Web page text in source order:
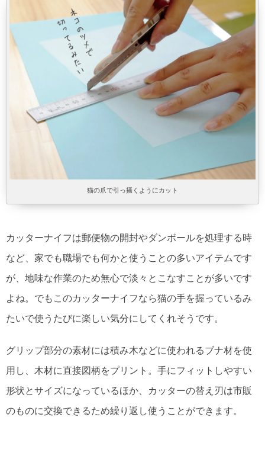
猫の爪で引っ掻くようにカット
カッターナイフは郵便物の開封やダンボールを処理する時
など、家でも職場でも何かと使うことの多いアイテムです
が、地味な作業のため無心で淡々とこなすことが多いです
よね。でもこのカッターナイフなら猫の手を握っているみ
たいで使うたびに楽しい気分にしてくれそうです。
グリップ部分の素材には積み木などに使われるブナ材を使
用し、木材に直接図柄をプリント。手にフィットしやすい
形状とサイズになっているほか、カッターの替え刃は市販
のものに交換できるため繰り返し使うことができます。